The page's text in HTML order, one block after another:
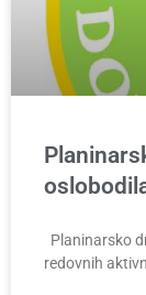
Planinarsko
redovnih